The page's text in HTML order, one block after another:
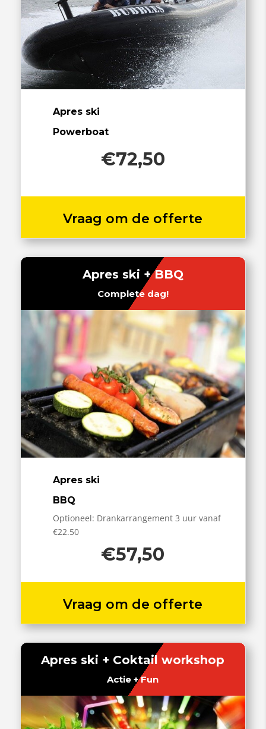
Apres ski
Powerboat
€72,50
Vraag om de offerte
Apres ski + BBQ
Complete dag!
Apres ski
BBQ
Optioneel: Drankarrangement 3 uur vanaf
€22.50
€57,50
Vraag om de offerte
Apres ski + Coktail workshop
Actie + Fun